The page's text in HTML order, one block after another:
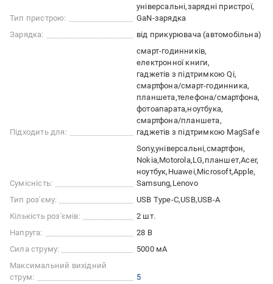
Тип пристрою:
універсальні зарядні пристрої
GaN-зарядка
Зарядка:
від прикурювача (автомобільна)
Підходить для:
смарт-годинників
електронної книги
гаджетів з підтримкою Qi
смартфона/смарт-годинника
планшета телефона/смартфона
фотоапарата ноутбука
смартфона/планшета
гаджетів з підтримкою MagSafe
Сумісність:
Sony універсальні смартфон
Nokia Motorola LG планшет Acer
ноутбук Huawei Microsoft Apple
Samsung Lenovo
Тип роз'єму:
USB Type-C USB USB-A
Кількість роз'ємів:
2 шт.
Напруга:
28 В
Сила струму:
5000 мА
Максимальний вихідний
струм:
5